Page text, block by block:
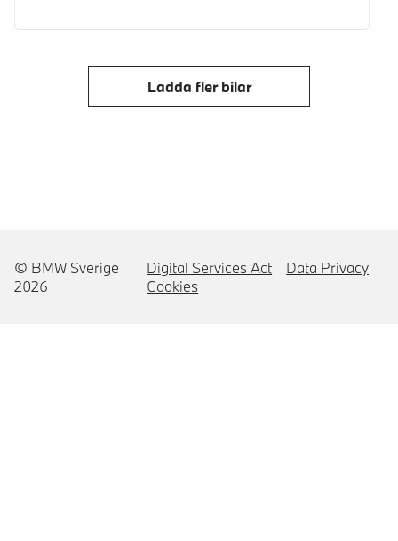
Ladda fler bilar
© BMW Sverige
2026
Digital Services Act
Data Privacy
Cookies